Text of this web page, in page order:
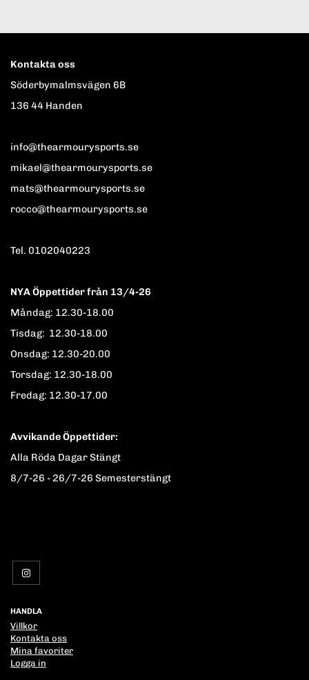
Kontakta oss
Söderbymalmsvägen 6B
136 44 Handen
info@thearmourysports.se
mikael@thearmourysports.se
mats@thearmourysports.se
rocco@thearmourysports.se
Tel. 0102040223
NYA Öppettider från 13/4-26
Måndag: 12.30-18.00
Tisdag: 12.30-18.00
Onsdag: 12.30-20.00
Torsdag: 12.30-18.00
Fredag: 12.30-17.00
Avvikande Öppettider:
Alla Röda Dagar Stängt
8/7-26 - 26/7-26 Semesterstängt
HANDLA
Villkor
Kontakta oss
Mina favoriter
Logga in